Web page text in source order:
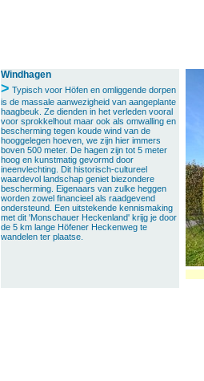
Windhagen
> Typisch voor Höfen en omliggende dorpen
is de massale aanwezigheid van aangeplante
haagbeuk. Ze dienden in het verleden vooral
voor sprokkelhout maar ook als omwalling en
bescherming tegen koude wind van de
hooggelegen hoeven, we zijn hier immers
boven 500 meter. De hagen zijn tot 5 meter
hoog en kunstmatig gevormd door
ineenvlechting. Dit historisch-cultureel
waardevol landschap geniet biezondere
bescherming. Eigenaars van zulke heggen
worden zowel financieel als raadgevend
ondersteund. Een uitstekende kennismaking
met dit 'Monschauer Heckenland' krijg je door
de 5 km lange Höfener Heckenweg te
wandelen ter plaatse.